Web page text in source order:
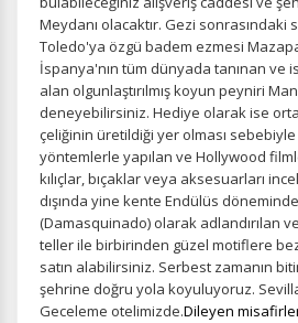
Meydanı olacaktır. Gezi
Toledo'ya özgü badem ezmesi
İspanya'nın tüm dünyada tanınan ve
alan olgunlaştırılmış koyun peyniri
deneyebilirsiniz. Hediye olarak ise
çeliğinin üretildiği yer olması
yöntemlerle yapılan ve Hollywood
kılıçlar, bıçaklar veya aksesuarları
dışında yine kente Endülüs
(Damasquinado) olarak adlandırılan
teller ile birbirinden güzel motiflere
satın alabilirsiniz. Serbest zamanın
şehrine doğru yola koyuluyoruz.
Geceleme otelimizde.Dileyen